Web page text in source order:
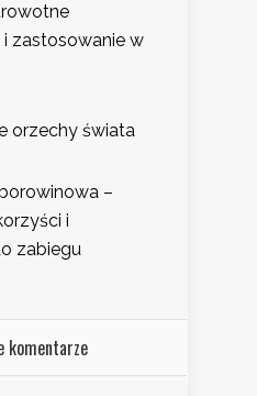
i zastosowanie w
orzechy świata
–
i
zabiegu
komentarze